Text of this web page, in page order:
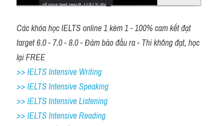
Các khóa học IELTS online 1 kèm 1 - 100% cam kết đạt
target 6.0 - 7.0 - 8.0 - Đảm bảo đầu ra - Thi không đạt, học
lại FREE
>> IELTS Intensive Writing
>> IELTS Intensive Speaking
>> IELTS Intensive Listening
>> IELTS Intensive Reading